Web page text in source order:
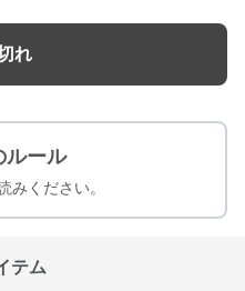
れ
ルール
みください。
テム